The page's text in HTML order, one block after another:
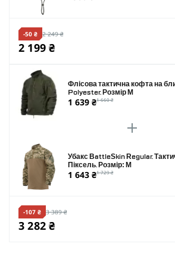
-50 ₴ 2 249 ₴
2 199 ₴
Флісова тактична кофта на
Polyester. Розмір M
1 639 ₴1 660 ₴
Убакс BattleSkin Regular.
Піксель. Розмір: M
1 643 ₴1 729 ₴
-107 ₴ 3 389 ₴
3 282 ₴